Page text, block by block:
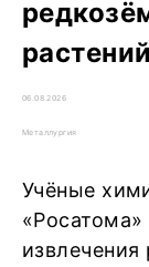
растений
06.08.2026
Металлургия
Учёные